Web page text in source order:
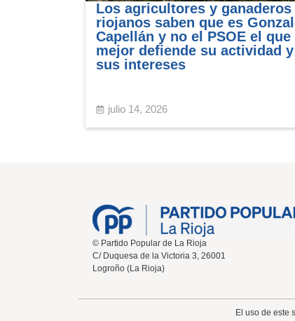
Los agricultores y ganaderos
riojanos saben que es
Capellán y no el PSOE el que
mejor defiende su actividad y
sus intereses
julio 14, 2026
© Partido Popular de La Rioja
C/ Duquesa de la Victoria 3, 26001
Logroño (La Rioja)
El uso de este